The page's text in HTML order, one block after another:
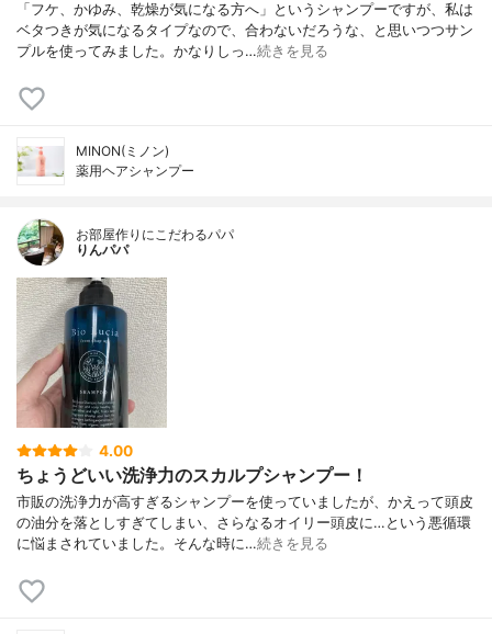
「フケ、かゆみ、乾燥が気になる方へ」というシャンプーですが、私は
ベタつきが気になるタイプなので、合わないだろうな、と思いつつサン
プルを使ってみました。かなりしっ…続きを見る
MINON(ミノン)
薬用ヘアシャンプー
お部屋作りにこだわるパパ
りんパパ
4.00
ちょうどいい洗浄力のスカルプシャンプー！
市販の洗浄力が高すぎるシャンプーを使っていましたが、かえって頭皮
の油分を落としすぎてしまい、さらなるオイリー頭皮に…という悪循環
に悩まされていました。そんな時に…続きを見る